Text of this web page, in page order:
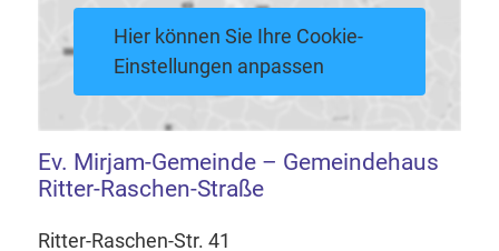
Hier können Sie Ihre Cookie-
Einstellungen anpassen
Ev. Mirjam-Gemeinde – Gemeindehaus
Ritter-Raschen-Straße
Ritter-Raschen-Str. 41